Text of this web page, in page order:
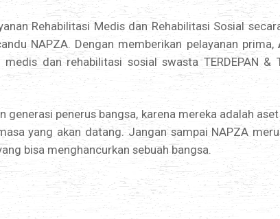
Rehabilitasi Medis dan Rehabilitasi Sosial
NAPZA. Dengan memberikan pelayanan prima,
dan rehabilitasi sosial swasta TERDEPAN &
penerus bangsa, karena mereka adalah
yang akan datang. Jangan sampai NAPZA
bisa menghancurkan sebuah bangsa.